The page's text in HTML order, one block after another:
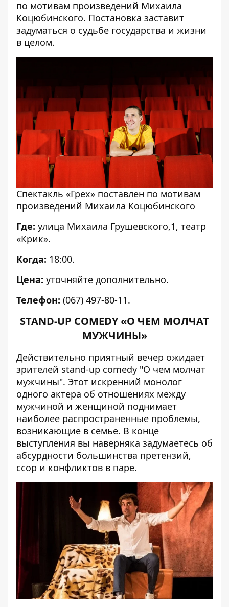
по мотивам произведений Михаила
Коцюбинского. Постановка заставит
задуматься о судьбе государства и жизни
в целом.
Спектакль «Грех» поставлен по мотивам
произведений Михаила Коцюбинского
Где: улица Михаила Грушевского,1, театр
«Крик».
Когда: 18:00.
Цена: уточняйте дополнительно.
Телефон: (067) 497-80-11.
STAND-UP COMEDY «О ЧЕМ МОЛЧАТ
МУЖЧИНЫ»
Действительно приятный вечер ожидает
зрителей stand-up comedy "О чем молчат
мужчины". Этот искренний монолог
одного актера об отношениях между
мужчиной и женщиной поднимает
наиболее распространенные проблемы,
возникающие в семье. В конце
выступления вы наверняка задумаетесь об
абсурдности большинства претензий,
ссор и конфликтов в паре.